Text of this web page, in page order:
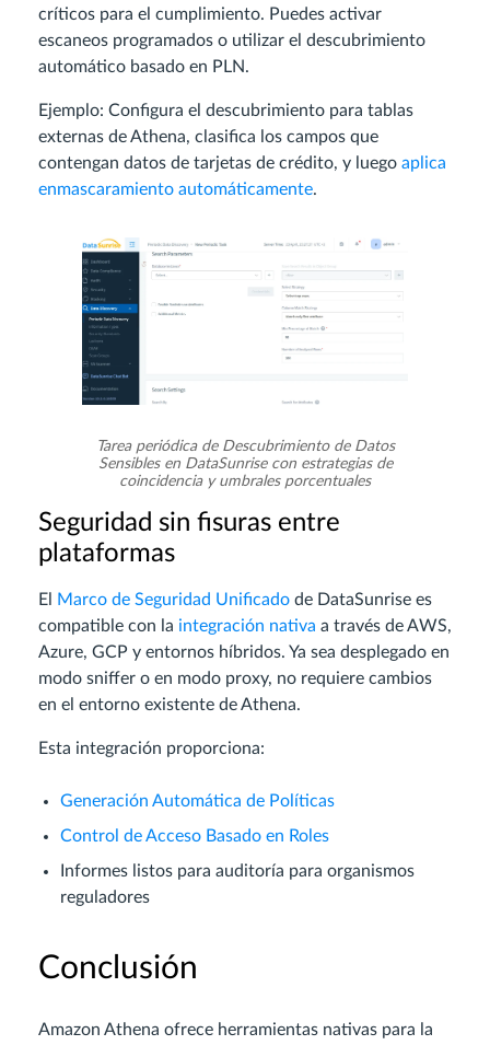
críticos para el cumplimiento. Puedes activar
escaneos programados o utilizar el descubrimiento
automático basado en PLN.
Ejemplo: Configura el descubrimiento para tablas
externas de Athena, clasifica los campos que
contengan datos de tarjetas de crédito, y luego aplica
enmascaramiento automáticamente.
Tarea periódica de Descubrimiento de Datos
Sensibles en DataSunrise con estrategias de
coincidencia y umbrales porcentuales
Seguridad sin fisuras entre
plataformas
El Marco de Seguridad Unificado de DataSunrise es
compatible con la integración nativa a través de AWS,
Azure, GCP y entornos híbridos. Ya sea desplegado en
modo sniffer o en modo proxy, no requiere cambios
en el entorno existente de Athena.
Esta integración proporciona:
Generación Automática de Políticas
Control de Acceso Basado en Roles
Informes listos para auditoría para organismos
reguladores
Conclusión
Amazon Athena ofrece herramientas nativas para la